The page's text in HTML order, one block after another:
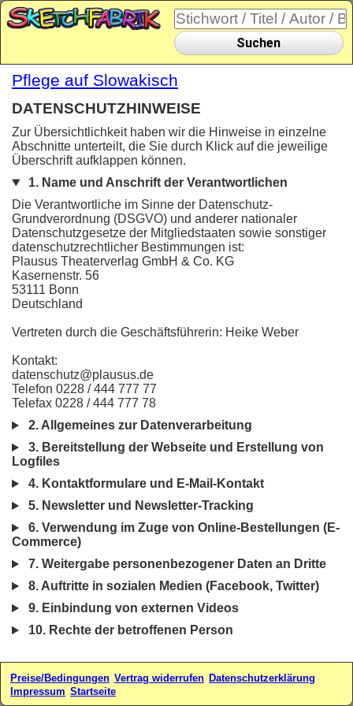
Suchen
Pflege auf Slowakisch
DATENSCHUTZHINWEISE
Zur Übersichtlichkeit haben wir die Hinweise in einzelne
Abschnitte unterteilt, die Sie durch Klick auf die jeweilige
Überschrift aufklappen können.
1. Name und Anschrift der Verantwortlichen
Die Verantwortliche im Sinne der Datenschutz-
Grundverordnung (DSGVO) und anderer nationaler
Datenschutzgesetze der Mitgliedstaaten sowie sonstiger
datenschutzrechtlicher Bestimmungen ist:
Plausus Theaterverlag GmbH & Co. KG
Kasernenstr. 56
53111 Bonn
Deutschland
Vertreten durch die Geschäftsführerin: Heike Weber
Kontakt:
datenschutz@plausus.de
Telefon 0228 / 444 777 77
Telefax 0228 / 444 777 78
2. Allgemeines zur Datenverarbeitung
3. Bereitstellung der Webseite und Erstellung von
Logfiles
4. Kontaktformulare und E-Mail-Kontakt
5. Newsletter und Newsletter-Tracking
6. Verwendung im Zuge von Online-Bestellungen (E-
Commerce)
7. Weitergabe personenbezogener Daten an Dritte
8. Auftritte in sozialen Medien (Facebook, Twitter)
9. Einbindung von externen Videos
10. Rechte der betroffenen Person
Preise/Bedingungen Vertrag widerrufen Datenschutzerklärung
Impressum Startseite